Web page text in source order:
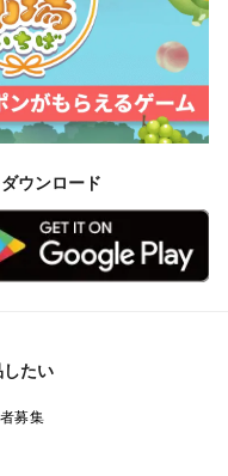
ウンロード
したい
募集